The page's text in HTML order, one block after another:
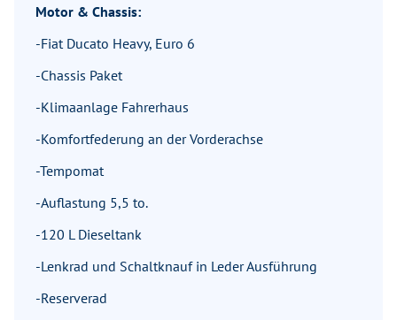
Motor & Chassis:
-Fiat Ducato Heavy, Euro 6
-Chassis Paket
-Klimaanlage Fahrerhaus
-Komfortfederung an der Vorderachse
-Tempomat
-Auflastung 5,5 to.
-120 L Dieseltank
-Lenkrad und Schaltknauf in Leder Ausführung
-Reserverad